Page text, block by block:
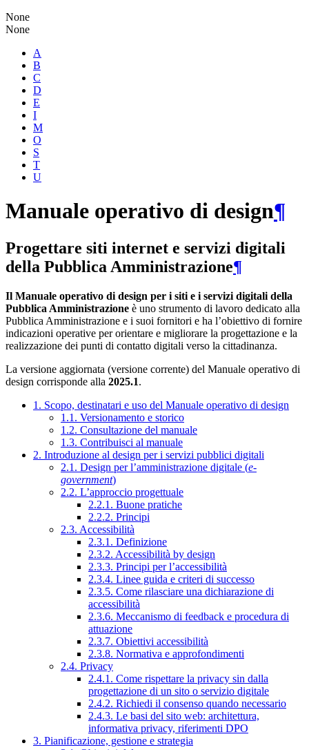
None
None
A
B
C
D
E
I
M
O
S
T
U
Manuale operativo di design¶
Progettare siti internet e servizi digitali
della Pubblica Amministrazione¶
Il Manuale operativo di design per i siti e i servizi digitali della
Pubblica Amministrazione è uno strumento di lavoro dedicato alla
Pubblica Amministrazione e i suoi fornitori e ha l’obiettivo di fornire
indicazioni operative per orientare e migliorare la progettazione e la
realizzazione dei punti di contatto digitali verso la cittadinanza.
La versione aggiornata (versione corrente) del Manuale operativo di
design corrisponde alla 2025.1.
1. Scopo, destinatari e uso del Manuale operativo di design
1.1. Versionamento e storico
1.2. Consultazione del manuale
1.3. Contribuisci al manuale
2. Introduzione al design per i servizi pubblici digitali
2.1. Design per l’amministrazione digitale (e-
government)
2.2. L’approccio progettuale
2.2.1. Buone pratiche
2.2.2. Principi
2.3. Accessibilità
2.3.1. Definizione
2.3.2. Accessibilità by design
2.3.3. Principi per l’accessibilità
2.3.4. Linee guida e criteri di successo
2.3.5. Come rilasciare una dichiarazione di
accessibilità
2.3.6. Meccanismo di feedback e procedura di
attuazione
2.3.7. Obiettivi accessibilità
2.3.8. Normativa e approfondimenti
2.4. Privacy
2.4.1. Come rispettare la privacy sin dalla
progettazione di un sito o servizio digitale
2.4.2. Richiedi il consenso quando necessario
2.4.3. Le basi del sito web: architettura,
informativa privacy, riferimenti DPO
3. Pianificazione, gestione e strategia